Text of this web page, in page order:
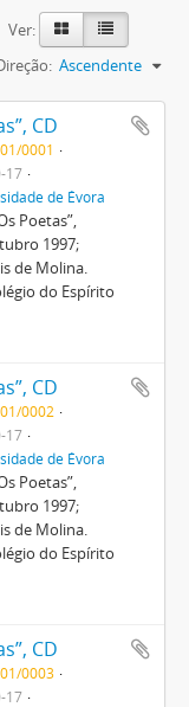
Ver:
Ascendente
CD
0001
17
de Évora
Poetas”,
1997;
de Molina.
do Espírito
CD
0002
17
de Évora
Poetas”,
1997;
de Molina.
do Espírito
CD
0003
17